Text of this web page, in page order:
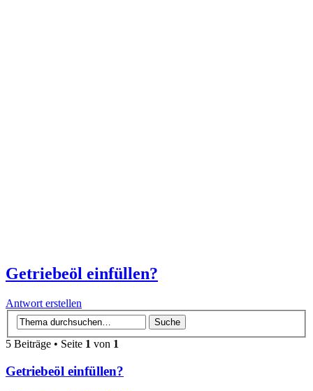
Getriebeöl einfüllen?
Antwort erstellen
5 Beiträge • Seite 1 von 1
Getriebeöl einfüllen?